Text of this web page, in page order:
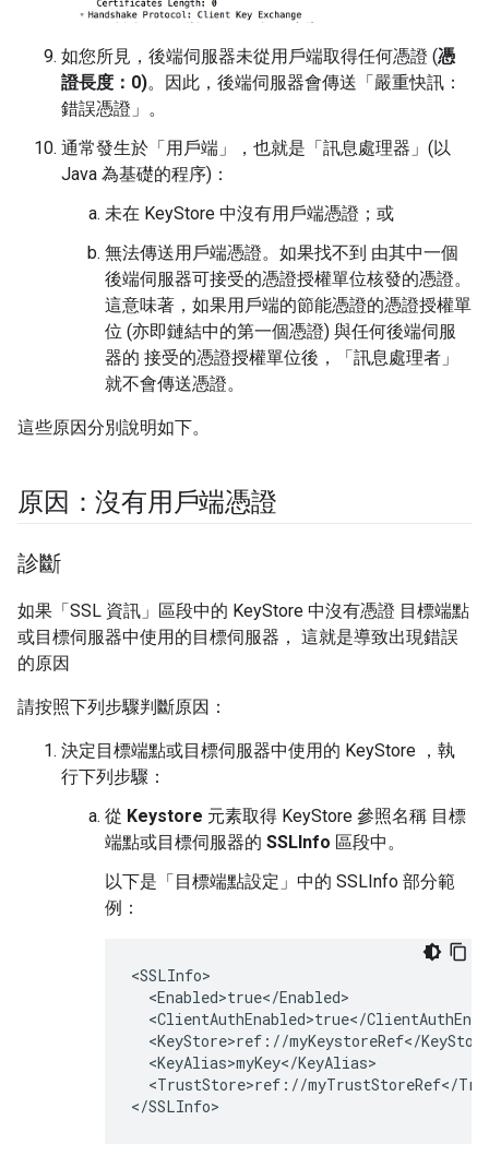
如您所見，後端伺服器未從用戶端取得任何憑證 (憑
證長度：0)。因此，後端伺服器會傳送「嚴重快訊：
錯誤憑證」。
通常發生於「用戶端」，也就是「訊息處理器」(以
Java 為基礎的程序)：
未在 KeyStore 中沒有用戶端憑證；或
無法傳送用戶端憑證。如果找不到 由其中一個
後端伺服器可接受的憑證授權單位核發的憑證。
這意味著，如果用戶端的節能憑證的憑證授權單
位 (亦即鏈結中的第一個憑證) 與任何後端伺服
器的 接受的憑證授權單位後，「訊息處理者」
就不會傳送憑證。
這些原因分別說明如下。
原因：沒有用戶端憑證
診斷
如果「SSL 資訊」區段中的 KeyStore 中沒有憑證 目標端點
或目標伺服器中使用的目標伺服器， 這就是導致出現錯誤
的原因
請按照下列步驟判斷原因：
決定目標端點或目標伺服器中使用的 KeyStore ，執
行下列步驟：
從 Keystore 元素取得 KeyStore 參照名稱 目標
端點或目標伺服器的 SSLInfo 區段中。
以下是「目標端點設定」中的 SSLInfo 部分範
例：
<SSLInfo>
  <Enabled>true</Enabled>
<ClientAuthEnabled>true</
<KeyStore>ref://myKeystoreRef</
  <KeyAlias>myKey</KeyAlias>
<TrustStore>ref://myTrustStoreRef</
</SSLInfo>